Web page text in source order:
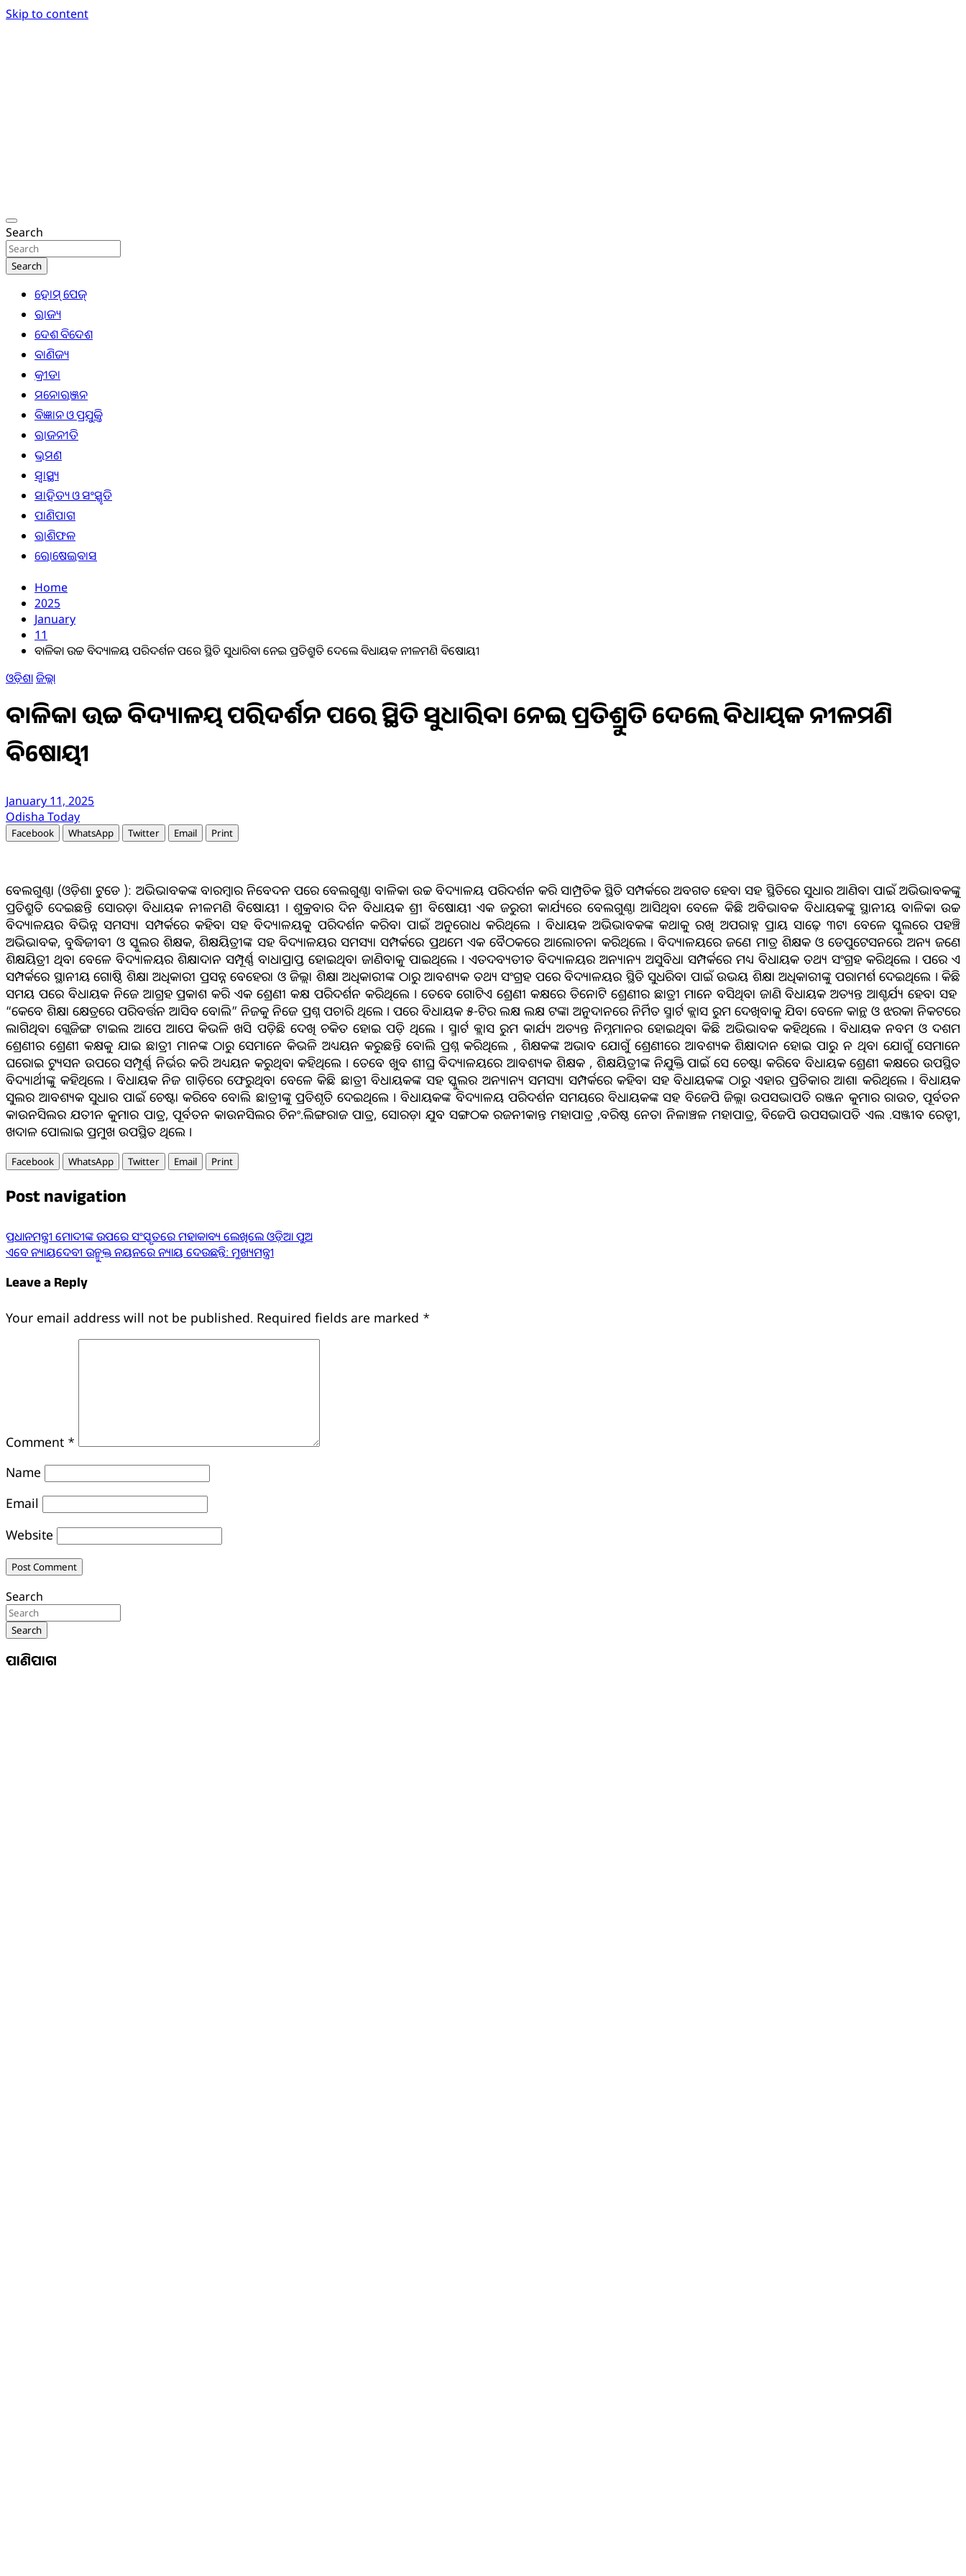
Skip to content
Search
Search
ହୋମ୍ ପେଜ୍
ରାଜ୍ୟ
ଦେଶ ବିଦେଶ
ବାଣିଜ୍ୟ
କ୍ରୀଡା
ମନୋରଞ୍ଜନ
ବିଜ୍ଞାନ ଓ ପ୍ରଯୁକ୍ତି
ରାଜନୀତି
ଭ୍ରମଣ
ସ୍ୱାସ୍ଥ୍ୟ
ସାହିତ୍ୟ ଓ ସଂସ୍କୃତି
ପାଣିପାଗ
ରାଶିଫଳ
ରୋଷେଇବାସ
Home
2025
January
11
ବାଳିକା ଉଚ୍ଚ ବିଦ୍ୟାଳୟ ପରିଦର୍ଶନ ପରେ ସ୍ଥିତି ସୁଧାରିବା ନେଇ ପ୍ରତିଶ୍ରୁତି ଦେଲେ ବିଧାୟକ ନୀଳମଣି ବିଷୋୟୀ
ଓଡ଼ିଶାଜିଲ୍ଲା
ବାଳିକା ଉଚ୍ଚ ବିଦ୍ୟାଳୟ ପରିଦର୍ଶନ ପରେ ସ୍ଥିତି ସୁଧାରିବା ନେଇ ପ୍ରତିଶ୍ରୁତି ଦେଲେ ବିଧାୟକ ନୀଳମଣି
ବିଷୋୟୀ
January 11, 2025
Odisha Today
Facebook WhatsApp Twitter Email Print
ବେଲଗୁଣ୍ଠା (ଓଡ଼ିଶା ଟୁଡେ ): ଅଭିଭାବକଙ୍କ ବାରମ୍ବାର ନିବେଦନ ପରେ ବେଲଗୁଣ୍ଠା ବାଳିକା ଉଚ୍ଚ ବିଦ୍ୟାଳୟ ପରିଦର୍ଶନ କରି ସାମ୍ପ୍ରତିକ ସ୍ଥିତି ସମ୍ପର୍କରେ ଅବଗତ ହେବା ସହ ସ୍ଥିତିରେ ସୁଧାର ଆଣିବା ପାଇଁ ଅଭିଭାବକଙ୍କୁ
ପ୍ରତିଶ୍ରୁତି ଦେଇଛନ୍ତି ସୋରଡ଼ା ବିଧାୟକ ନୀଳମଣି ବିଷୋୟୀ । ଶୁକ୍ରବାର ଦିନ ବିଧାୟକ ଶ୍ରୀ ବିଷୋୟୀ ଏକ ଜରୁରୀ କାର୍ଯ୍ୟରେ ବେଲଗୁଣ୍ଠା ଆସିଥିବା ବେଳେ କିଛି ଅବିଭାବକ ବିଧାୟକଙ୍କୁ ସ୍ଥାନୀୟ ବାଳିକା ଉଚ୍ଚ
ବିଦ୍ୟାଳୟର ବିଭିନ୍ନ ସମସ୍ୟା ସମ୍ପର୍କରେ କହିବା ସହ ବିଦ୍ୟାଳୟକୁ ପରିଦର୍ଶନ କରିବା ପାଇଁ ଅନୁରୋଧ କରିଥିଲେ । ବିଧାୟକ ଅଭିଭାବକଙ୍କ କଥାକୁ ରଖି ଅପରାହ୍ନ ପ୍ରାୟ ସାଢ଼େ ୩ଟା ବେଳେ ସ୍କୁଲରେ ପହଞ୍ଚି
ଅଭିଭାବକ, ବୁଦ୍ଧିଜୀବୀ ଓ ସ୍କୁଲର ଶିକ୍ଷକ, ଶିକ୍ଷୟିତ୍ରୀଙ୍କ ସହ ବିଦ୍ୟାଳୟର ସମସ୍ୟା ସମ୍ପର୍କରେ ପ୍ରଥମେ ଏକ ବୈଠକରେ ଆଲୋଚନା କରିଥିଲେ । ବିଦ୍ୟାଳୟରେ ଜଣେ ମାତ୍ର ଶିକ୍ଷକ ଓ ଡେପୁଟେସନରେ ଅନ୍ୟ ଜଣେ
ଶିକ୍ଷୟିତ୍ରୀ ଥିବା ବେଳେ ବିଦ୍ୟାଳୟର ଶିକ୍ଷାଦାନ ସମ୍ପୂର୍ଣ୍ଣ ବାଧାପ୍ରାପ୍ତ ହୋଇଥିବା ଜାଣିବାକୁ ପାଇଥିଲେ । ଏତଦବ୍ୟତୀତ ବିଦ୍ୟାଳୟର ଅନ୍ୟାନ୍ୟ ଅସୁବିଧା ସମ୍ପର୍କରେ ମଧ୍ୟ ବିଧାୟକ ତଥ୍ୟ ସଂଗ୍ରହ କରିଥିଲେ । ପରେ ଏ
ସମ୍ପର୍କରେ ସ୍ଥାନୀୟ ଗୋଷ୍ଠି ଶିକ୍ଷା ଅଧିକାରୀ ପ୍ରସନ୍ନ ବେହେରା ଓ ଜିଲ୍ଲା ଶିକ୍ଷା ଅଧିକାରୀଙ୍କ ଠାରୁ ଆବଶ୍ୟକ ତଥ୍ୟ ସଂଗ୍ରହ ପରେ ବିଦ୍ୟାଳୟର ସ୍ଥିତି ସୁଧରିବା ପାଇଁ ଉଭୟ ଶିକ୍ଷା ଅଧିକାରୀଙ୍କୁ ପରାମର୍ଶ ଦେଇଥିଲେ । କିଛି
ସମୟ ପରେ ବିଧାୟକ ନିଜେ ଆଗ୍ରହ ପ୍ରକାଶ କରି ଏକ ଶ୍ରେଣୀ କକ୍ଷ ପରିଦର୍ଶନ କରିଥିଲେ । ତେବେ ଗୋଟିଏ ଶ୍ରେଣୀ କକ୍ଷରେ ତିନୋଟି ଶ୍ରେଣୀର ଛାତ୍ରୀ ମାନେ ବସିଥିବା ଜାଣି ବିଧାୟକ ଅତ୍ୟନ୍ତ ଆଶ୍ଚର୍ଯ୍ୟ ହେବା ସହ
“କେବେ ଶିକ୍ଷା କ୍ଷେତ୍ରରେ ପରିବର୍ତ୍ତନ ଆସିବ ବୋଲି” ନିଜକୁ ନିଜେ ପ୍ରଶ୍ନ ପଚାରି ଥିଲେ । ପରେ ବିଧାୟକ ୫-ଟିର ଲକ୍ଷ ଲକ୍ଷ ଟଙ୍କା ଅନୁଦାନରେ ନିର୍ମିତ ସ୍ମାର୍ଟ କ୍ଲାସ ରୁମ ଦେଖିବାକୁ ଯିବା ବେଳେ କାନ୍ଥ ଓ ଝରକା ନିକଟରେ
ଲାଗିଥିବା ଗ୍ଲେଜିଙ୍ଗ ଟାଇଲ ଆପେ ଆପେ କିଭଳି ଖସି ପଡ଼ିଛି ଦେଖି ଚକିତ ହୋଇ ପଡ଼ି ଥିଲେ । ସ୍ମାର୍ଟ କ୍ଲାସ ରୁମ କାର୍ଯ୍ୟ ଅତ୍ୟନ୍ତ ନିମ୍ନମାନର ହୋଇଥିବା କିଛି ଅଭିଭାବକ କହିଥିଲେ । ବିଧାୟକ ନବମ ଓ ଦଶମ
ଶ୍ରେଣୀର ଶ୍ରେଣୀ କକ୍ଷକୁ ଯାଇ ଛାତ୍ରୀ ମାନଙ୍କ ଠାରୁ ସେମାନେ କିଭଳି ଅଧ୍ୟୟନ କରୁଛନ୍ତି ବୋଲି ପ୍ରଶ୍ନ କରିଥିଲେ , ଶିକ୍ଷକଙ୍କ ଅଭାବ ଯୋଗୁଁ ଶ୍ରେଣୀରେ ଆବଶ୍ୟକ ଶିକ୍ଷାଦାନ ହୋଇ ପାରୁ ନ ଥିବା ଯୋଗୁଁ ସେମାନେ
ଘରୋଇ ଟ୍ୟୁସନ ଉପରେ ସମ୍ପୂର୍ଣ୍ଣ ନିର୍ଭର କରି ଅଧ୍ୟୟନ କରୁଥିବା କହିଥିଲେ । ତେବେ ଖୁବ ଶୀଘ୍ର ବିଦ୍ୟାଳୟରେ ଆବଶ୍ୟକ ଶିକ୍ଷକ , ଶିକ୍ଷୟିତ୍ରୀଙ୍କ ନିଯୁକ୍ତି ପାଇଁ ସେ ଚେଷ୍ଟା କରିବେ ବିଧାୟକ ଶ୍ରେଣୀ କକ୍ଷରେ ଉପସ୍ଥିତ
ବିଦ୍ୟାର୍ଥୀଙ୍କୁ କହିଥିଲେ । ବିଧାୟକ ନିଜ ଗାଡ଼ିରେ ଫେରୁଥିବା ବେଳେ କିଛି ଛାତ୍ରୀ ବିଧାୟକଙ୍କ ସହ ସ୍କୁଲର ଅନ୍ୟାନ୍ୟ ସମସ୍ୟା ସମ୍ପର୍କରେ କହିବା ସହ ବିଧାୟକଙ୍କ ଠାରୁ ଏହାର ପ୍ରତିକାର ଆଶା କରିଥିଲେ । ବିଧାୟକ
ସୁଲର ଆବଶ୍ୟକ ସୁଧାର ପାଇଁ ଚେଷ୍ଟା କରିବେ ବୋଲି ଛାତ୍ରୀଙ୍କୁ ପ୍ରତିଶୃତି ଦେଇଥିଲେ । ବିଧାୟକଙ୍କ ବିଦ୍ୟାଳୟ ପରିଦର୍ଶନ ସମୟରେ ବିଧାୟକଙ୍କ ସହ ବିଜେପି ଜିଲ୍ଲା ଉପସଭାପତି ରଞ୍ଜନ କୁମାର ରାଉତ, ପୂର୍ବତନ
କାଉନସିଲର ଯତୀନ କୁମାର ପାତ୍ର, ପୂର୍ବତନ କାଉନସିଲର ଚିନଂ.ଲିଙ୍ଗରାଜ ପାତ୍ର, ସୋରଡ଼ା ଯୁବ ସଙ୍ଗଠକ ରଜନୀକାନ୍ତ ମହାପାତ୍ର ,ବରିଷ୍ଠ ନେତା ନିଳାଞ୍ଚଳ ମହାପାତ୍ର, ବିଜେପି ଉପସଭାପତି ଏଲ .ସଞ୍ଜୀବ ରେଡ୍ଡୀ,
ଖଦାଳ ପୋଲାଇ ପ୍ରମୁଖ ଉପସ୍ଥିତ ଥିଲେ ।
Facebook WhatsApp Twitter Email Print
Post navigation
ପ୍ରଧାନମନ୍ତ୍ରୀ ମୋଦୀଙ୍କ ଉପରେ ସଂସ୍କୃତରେ ମହାକାବ୍ୟ ଲେଖିଲେ ଓଡ଼ିଆ ପୁଅ
ଏବେ ନ୍ୟାୟଦେବୀ ଉନ୍ମୁକ୍ତ ନୟନରେ ନ୍ୟାୟ ଦେଉଛନ୍ତି: ମୁଖ୍ୟମନ୍ତ୍ରୀ
Leave a Reply
Your email address will not be published. Required fields are marked *
Comment *
Name
Email
Website
Search
Search
ପାଣିପାଗ